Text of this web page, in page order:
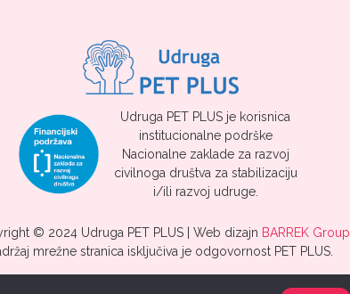
Udruga PET PLUS je korisnica
institucionalne podrške
Nacionalne zaklade za razvoj
civilnoga društva za stabilizaciju
i/ili razvoj udruge.
© 2024 Udruga PET PLUS | Web dizajn BARREK Group
mrežne stranica isključiva je odgovornost PET PLUS.